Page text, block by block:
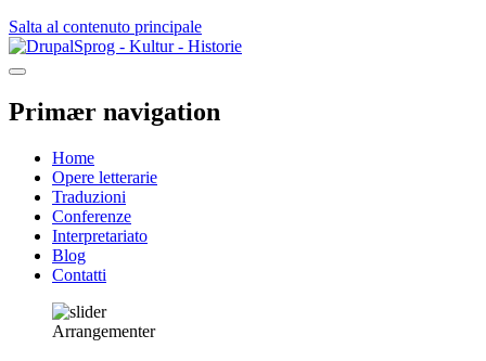
Salta al contenuto principale
Sprog - Kultur - Historie
Primær navigation
Home
Opere letterarie
Traduzioni
Conferenze
Interpretariato
Blog
Contatti
Arrangementer